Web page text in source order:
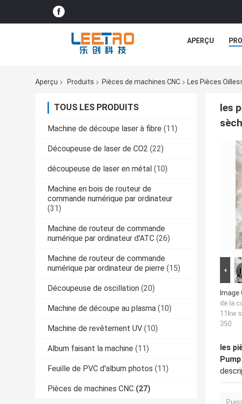
APERÇU
Aperçu Produits Pièces de machines CNC Les Pièces
TOUS LES PRODUITS
Machine de découpe laser à fibre (11)
Découpeuse de laser de CO2 (22)
découpeuse de laser en métal (10)
Machine en bois de routeur de
commande numérique par ordinateur
(31)
Machine de routeur de commande
numérique par ordinateur d'ATC (26)
Machine de routeur de commande
numérique par ordinateur de pierre (15)
Découpeuse de oscillation (20)
Machine de découpe au plasma (10)
Machine de revêtement UV (10)
Album faisant la machine (11)
Feuille de PVC d'album photos (11)
Pièces de machines CNC (27)
les
Image
de la
11kw
350
les